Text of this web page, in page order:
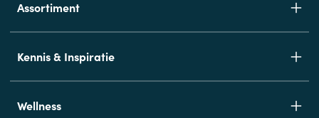
Assortiment
Kennis & Inspiratie
Wellness